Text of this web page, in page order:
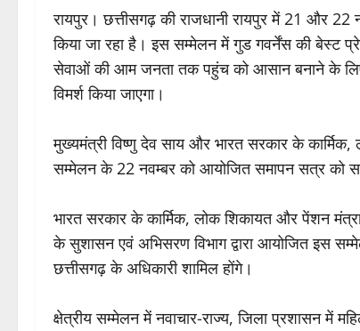
रायपुर। छत्तीसगढ़ की राजधानी रायपुर में 21 और 22
किया जा रहा है। इस सम्मेलन में गुड गवर्नेंस की बेस्ट
सेवाओं की आम जनता तक पहुंच को आसान बनाने के लिए
विमर्श किया जाएगा।
मुख्यमंत्री विष्णु देव साय और भारत सरकार के
सम्मेलन के 22 नवम्बर को आयोजित समापन सत्र को
भारत सरकार के कार्मिक, लोक शिकायत और पेंशन
के सुशासन एवं अभिसरण विभाग द्वारा आयोजित इस
छत्तीसगढ़ के अधिकारी शामिल होंगे।
क्षेत्रीय सम्मेलन में नवाचार-राज्य, जिला प्रशासन में